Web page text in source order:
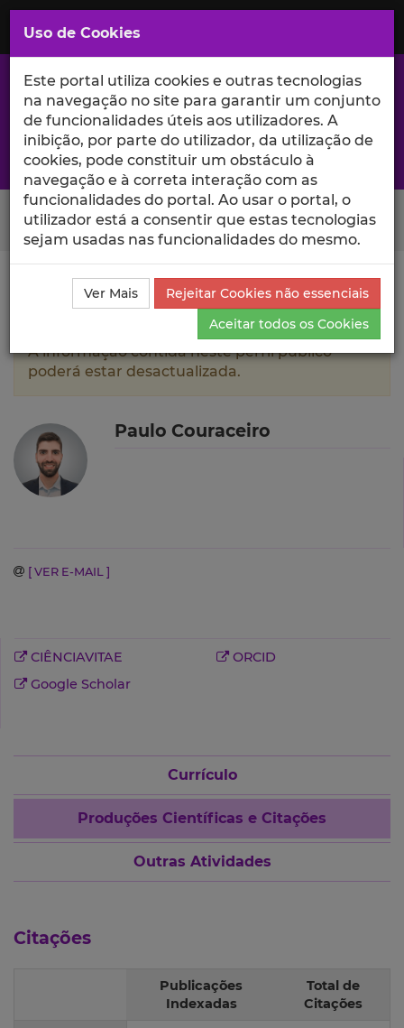
Saltar
para
Conteúdo
Principal
A excelência da investigação e ciência no Iscte
Search Button
Ciência_Iscte Autores
Paulo Couraceiro
Produções Científicas e Citações
A informação contida neste perfil público
poderá estar desactualizada.
Paulo Couraceiro
[ VER E-MAIL ]
CIÊNCIAVITAE
ORCID
Google Scholar
Currículo
Produções Científicas e Citações
Outras Atividades
Citações
Publicações
Indexadas
Total de
Citações
Uso de Cookies
Este portal utiliza cookies e outras tecnologias
na navegação no site para garantir um conjunto
de funcionalidades úteis aos utilizadores. A
inibição, por parte do utilizador, da utilização de
cookies, pode constituir um obstáculo à
navegação e à correta interação com as
funcionalidades do portal. Ao usar o portal, o
utilizador está a consentir que estas tecnologias
sejam usadas nas funcionalidades do mesmo.
Ver Mais
Rejeitar Cookies não essenciais
Aceitar todos os Cookies